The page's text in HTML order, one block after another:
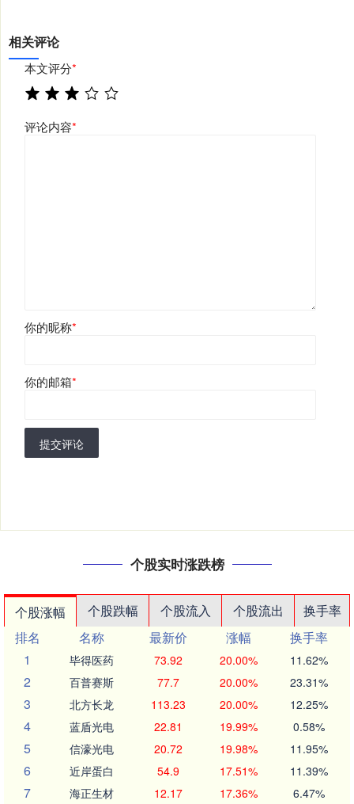
相关评论
本文评分*
评论内容*
你的昵称*
你的邮箱*
提交评论
个股实时涨跌榜
个股涨幅 个股跌幅 个股流入 个股流出
换手率
排名
名称 最新价 涨幅
换手率
1
毕得医药 73.92 20.00% 11.62%
2 百普赛斯 77.7 20.00% 23.31%
3 北方长龙 113.23 20.00% 12.25%
4 蓝盾光电 22.81 19.99% 0.58%
5 信濠光电 20.72 19.98% 11.95%
6 近岸蛋白 54.9 17.51% 11.39%
7 海正生材 12.17 17.36% 6.47%